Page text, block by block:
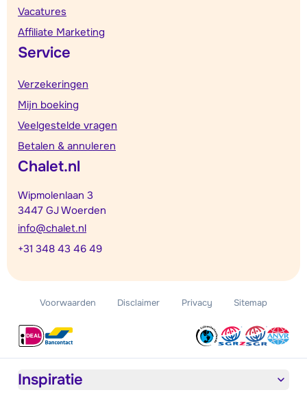
Vacatures
Affiliate Marketing
Service
Verzekeringen
Mijn boeking
Veelgestelde vragen
Betalen & annuleren
Chalet.nl
Wipmolenlaan 3
3447 GJ Woerden
info@chalet.nl
+31 348 43 46 49
Voorwaarden Disclaimer Privacy Sitemap
Inspiratie